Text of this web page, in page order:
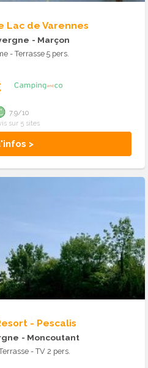
Lac de Varennes
- Marçon
- Terrasse 5 pers.
>
7.9/10
sur 5 sites
- Pescalis
- Moncoutant
- TV 2 pers.